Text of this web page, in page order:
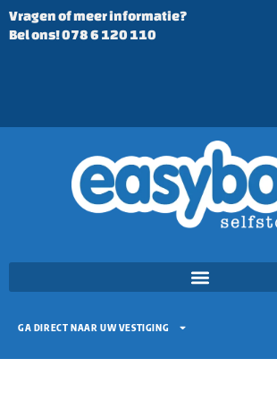
Vragen of meer informatie?
Bel ons! 078 6 120 110
GA DIRECT NAAR UW VESTIGING